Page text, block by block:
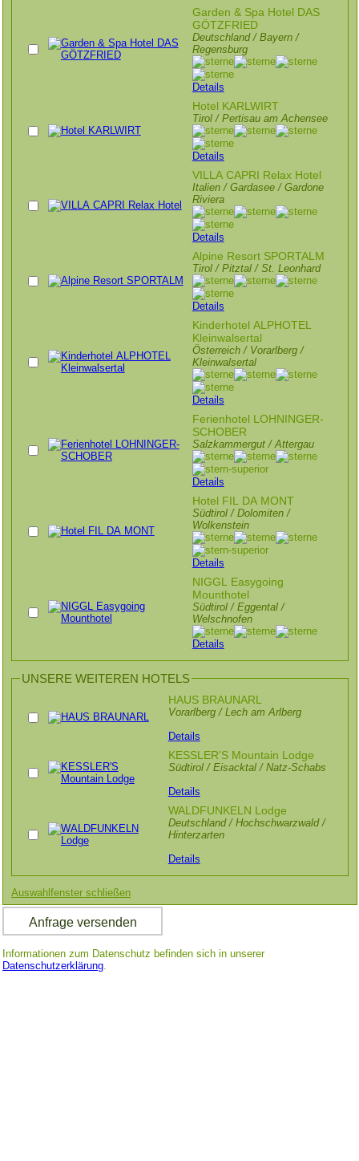
Garden & Spa Hotel DAS
GÖTZFRIED
Deutschland / Bayern /
Regensburg
Details
Hotel KARLWIRT
Tirol / Pertisau am Achensee
Details
VILLA CAPRI Relax Hotel
Italien / Gardasee / Gardone
Riviera
Details
Alpine Resort SPORTALM
Tirol / Pitztal / St. Leonhard
Details
Kinderhotel ALPHOTEL
Kleinwalsertal
Österreich / Vorarlberg /
Kleinwalsertal
Details
Ferienhotel LOHNINGER-
SCHOBER
Salzkammergut / Attergau
Details
Hotel FIL DA MONT
Südtirol / Dolomiten /
Wolkenstein
Details
NIGGL Easygoing
Mounthotel
Südtirol / Eggental /
Welschnofen
Details
UNSERE WEITEREN HOTELS
HAUS BRAUNARL
Vorarlberg / Lech am Arlberg
Details
KESSLER'S Mountain Lodge
Südtirol / Eisacktal / Natz-Schabs
Details
WALDFUNKELN Lodge
Deutschland / Hochschwarzwald /
Hinterzarten
Details
Auswahlfenster schließen
Informationen zum Datenschutz befinden sich in unserer
Datenschutzerklärung